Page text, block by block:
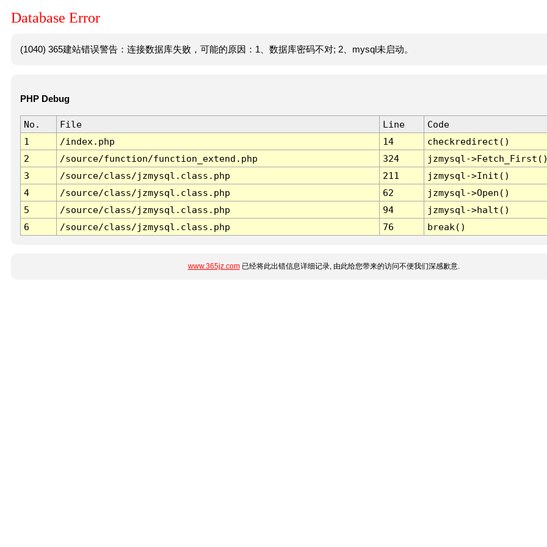
Database Error
(1040) 365建站错误警告：连接数据库失败，可能的原因：1、数据库密码不对; 2、mysql未启动。
PHP Debug
No. File Line
Code
1
/index.php 14
checkredirect()
2
/source/function/function_extend.php 324
jzmysql-
3
/source/class/jzmysql.class.php 211
jzmysql->Init()
4
/source/class/jzmysql.class.php 62
jzmysql->Open()
5
/source/class/jzmysql.class.php 94
jzmysql->halt()
6
/source/class/jzmysql.class.php 76 break()
www.365jz.com已经将此出错信息详细记录, 由此给您带来的访问不便我们深感歉意.